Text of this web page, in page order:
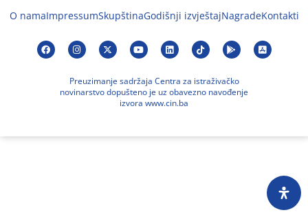
O namaImpressumSkupštinaGodišnji izvještajNagradeKontakti
Preuzimanje sadržaja Centra za istraživačko
novinarstvo dopušteno je uz obavezno navođenje
izvora www.cin.ba